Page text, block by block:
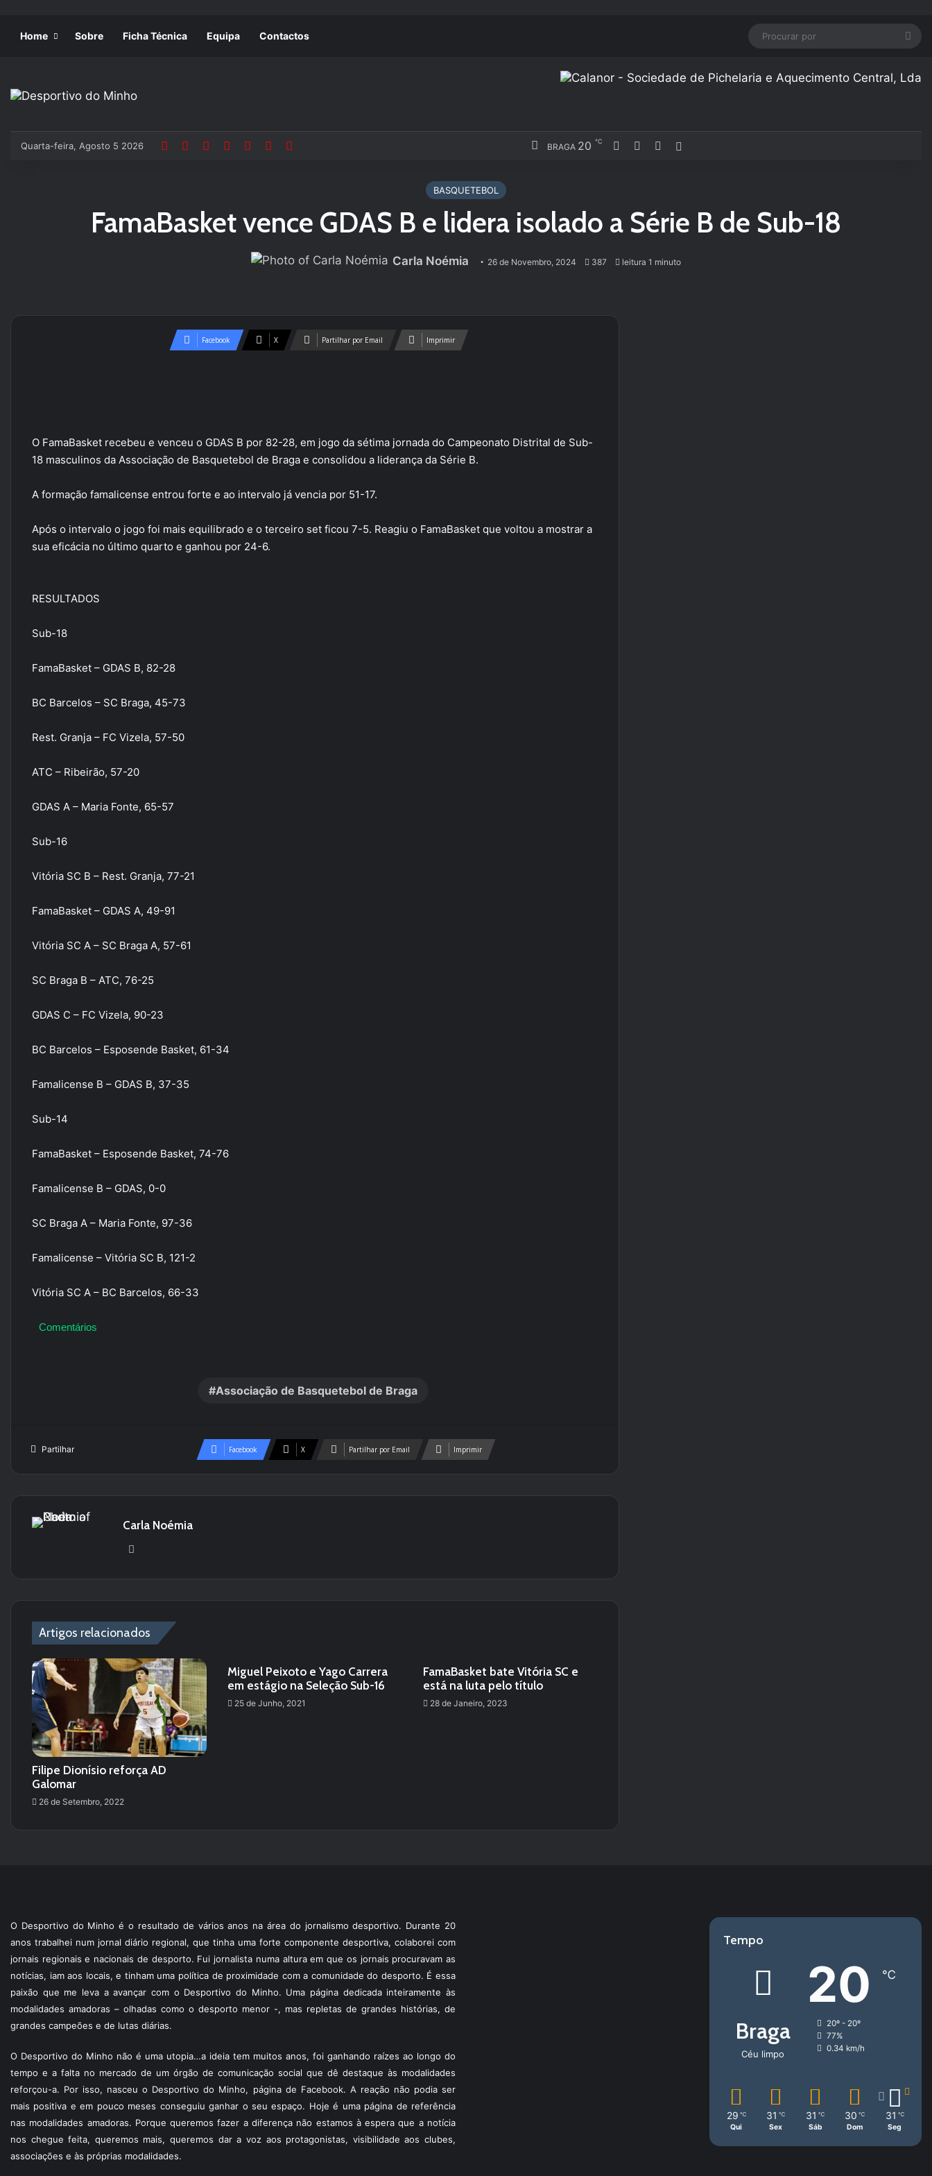
Home Sobre Ficha Técnica Equipa Contactos
Quarta-feira, Agosto 5 2026 BRAGA 20 ℃ FacebookYouTubeInstagram
BASQUETEBOL
FamaBasket vence GDAS B e lidera isolado a Série B de Sub-18
Carla Noémia 26 de Novembro, 2024 387 leitura 1 minuto
Facebook X Partilhar por Email Imprimir
O FamaBasket recebeu e venceu o GDAS B por 82-28, em jogo da sétima jornada do Campeonato Distrital de Sub-
18 masculinos da Associação de Basquetebol de Braga e consolidou a liderança da Série B.
A formação famalicense entrou forte e ao intervalo já vencia por 51-17.
Após o intervalo o jogo foi mais equilibrado e o terceiro set ficou 7-5. Reagiu o FamaBasket que voltou a mostrar a
sua eficácia no último quarto e ganhou por 24-6.
RESULTADOS
Sub-18
FamaBasket – GDAS B, 82-28
BC Barcelos – SC Braga, 45-73
Rest. Granja – FC Vizela, 57-50
ATC – Ribeirão, 57-20
GDAS A – Maria Fonte, 65-57
Sub-16
Vitória SC B – Rest. Granja, 77-21
FamaBasket – GDAS A, 49-91
Vitória SC A – SC Braga A, 57-61
SC Braga B – ATC, 76-25
GDAS C – FC Vizela, 90-23
BC Barcelos – Esposende Basket, 61-34
Famalicense B – GDAS B, 37-35
Sub-14
FamaBasket – Esposende Basket, 74-76
Famalicense B – GDAS, 0-0
SC Braga A – Maria Fonte, 97-36
Famalicense – Vitória SC B, 121-2
Vitória SC A – BC Barcelos, 66-33
Comentários
Associação de Basquetebol de Braga
Partilhar Facebook X Partilhar por Email Imprimir
Carla Noémia
Artigos relacionados
Filipe Dionísio reforça AD
Galomar
26 de Setembro, 2022
Miguel Peixoto e Yago Carrera
em estágio na Seleção Sub-16
25 de Junho, 2021
FamaBasket bate Vitória SC e
está na luta pelo título
28 de Janeiro, 2023
O Desportivo do Minho é o resultado de vários anos na área do jornalismo desportivo. Durante 20
anos trabalhei num jornal diário regional, que tinha uma forte componente desportiva, colaborei com
jornais regionais e nacionais de desporto. Fui jornalista numa altura em que os jornais procuravam as
notícias, iam aos locais, e tinham uma política de proximidade com a comunidade do desporto. É essa
paixão que me leva a avançar com o Desportivo do Minho. Uma página dedicada inteiramente às
modalidades amadoras – olhadas como o desporto menor -, mas repletas de grandes histórias, de
grandes campeões e de lutas diárias.
O Desportivo do Minho não é uma utopia…a ideia tem muitos anos, foi ganhando raízes ao longo do
tempo e a falta no mercado de um órgão de comunicação social que dê destaque às modalidades
reforçou-a. Por isso, nasceu o Desportivo do Minho, página de Facebook. A reação não podia ser
mais positiva e em pouco meses conseguiu ganhar o seu espaço. Hoje é uma página de referência
nas modalidades amadoras. Porque queremos fazer a diferença não estamos à espera que a notícia
nos chegue feita, queremos mais, queremos dar a voz aos protagonistas, visibilidade aos clubes,
associações e às próprias modalidades.
Tempo
Braga
Céu limpo
20 ℃
20º - 20º
77%
0.34 km/h
29 ℃
Qui
31 ℃
Sex
31 ℃
Sáb
30 ℃
Dom
31 ℃
Seg